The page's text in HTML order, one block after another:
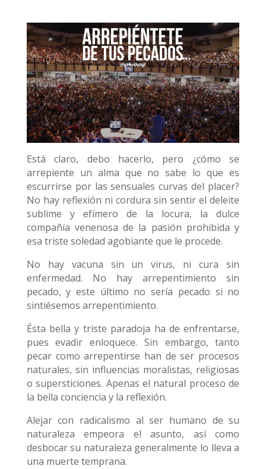
Está claro, debo hacerlo, pero ¿cómo se
arrepiente un alma que no sabe lo que es
escurrirse por las sensuales curvas del placer?
No hay reflexión ni cordura sin sentir el deleite
sublime y efímero de la locura, la dulce
compañía venenosa de la pasión prohibida y
esa triste soledad agobiante que le procede.
No hay vacuna sin un virus, ni cura sin
enfermedad. No hay arrepentimiento sin
pecado, y este último no sería pecado si no
sintiésemos arrepentimiento.
Ésta bella y triste paradoja ha de enfrentarse,
pues evadir enloquece. Sin embargo, tanto
pecar como arrepentirse han de ser procesos
naturales, sin influencias moralistas, religiosas
o supersticiones. Apenas el natural proceso de
la bella conciencia y la reflexión.
Alejar con radicalismo al ser humano de su
naturaleza empeora el asunto, así como
desbocar su naturaleza generalmente lo lleva a
una muerte temprana.